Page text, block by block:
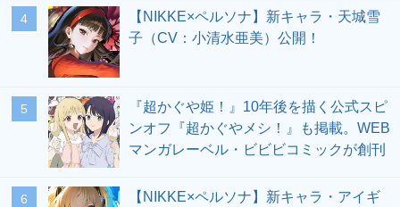
4
【NIKKE×ペルソナ】新キャラ・天城雪
子（CV：小清水亜美）公開！
5
『超かぐや姫！』10年後を描く公式スピ
ンオフ『超かぐやメシ！』も掲載。WEB
マンガレーベル・ビビビコミックが創刊
6
【NIKKE×ペルソナ】新キャラ・アイギ